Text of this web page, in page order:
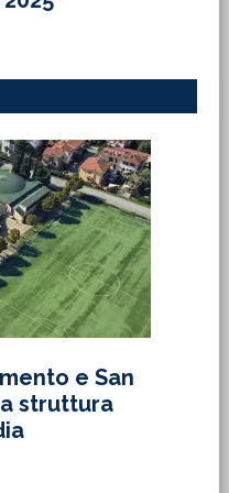
e San
struttura